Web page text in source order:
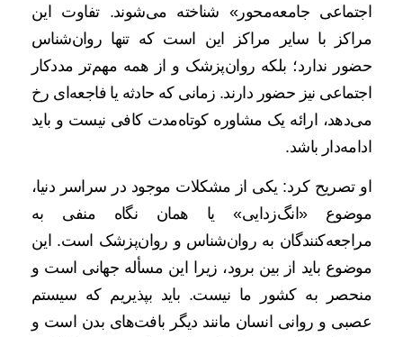
اجتماعی جامعه‌محور» شناخته می‌شوند. تفاوت این
مراکز با سایر مراکز این است که تنها روان‌شناس
حضور ندارد؛ بلکه روان‌پزشک و از همه مهم‌تر مددکار
اجتماعی نیز حضور دارند. زمانی که حادثه یا فاجعه‌ای رخ
می‌دهد، ارائه یک مشاوره کوتاه‌مدت کافی نیست و باید
ادامه‌دار باشد.
او تصریح کرد: یکی از مشکلات موجود در سراسر دنیا،
موضوع «انگ‌زدایی» یا همان نگاه منفی به
مراجعه‌کنندگان به روان‌شناس و روان‌پزشک است. این
موضوع باید از بین برود، زیرا این مسأله جهانی است و
منحصر به کشور ما نیست. باید بپذیریم که سیستم
عصبی و روانی انسان مانند دیگر بافت‌های بدن است و